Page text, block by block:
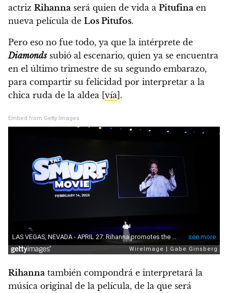
actriz Rihanna será quien de vida a Pitufina en
nueva película de Los Pitufos.
Pero eso no fue todo, ya que la intérprete de
Diamondssubió al escenario, quien ya se encuentra
en el último trimestre de su segundo embarazo,
para compartir su felicidad por interpretar a la
chica ruda de la aldea [vía].
Embed from Getty Images
Rihanna también compondrá e interpretará la
música original de la película, de la que será